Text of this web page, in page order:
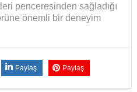
penceresinden sağladığı
önemli bir deneyim
Paylaş Paylaş